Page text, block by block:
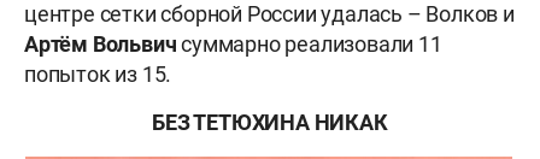
центре сетки сборной России удалась – Волков и
Артём Вольвичсуммарно реализовали 11
попыток из 15.
БЕЗ ТЕТЮХИНА НИКАК